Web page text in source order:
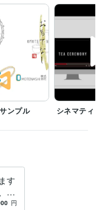
年
など作成
ンプル シネマティッ
す
そ
円